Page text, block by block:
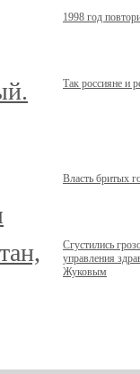
1998 год
Так россияне и
Власть бритых
Сгустились
управления
Жуковым